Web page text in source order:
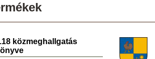
közmeghallgatás